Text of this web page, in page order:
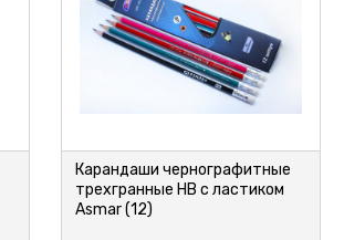
Карандаши чернографитные
трехгранные HB с ластиком
Asmar (12)